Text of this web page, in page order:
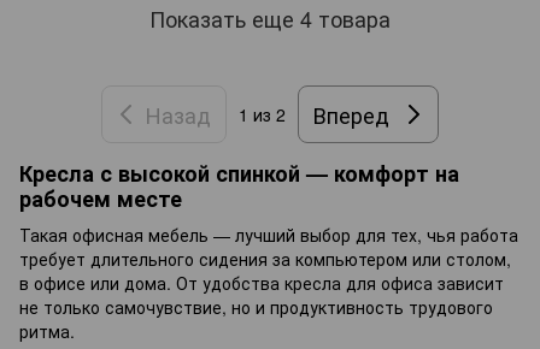
Показать еще 4 товара
Назад 1 из 2
Вперед
Кресла с высокой спинкой — комфорт на
рабочем месте
Такая офисная мебель — лучший выбор для тех, чья работа
требует длительного сидения за компьютером или столом,
в офисе или дома. От удобства кресла для офиса зависит
не только самочувствие, но и продуктивность трудового
ритма.